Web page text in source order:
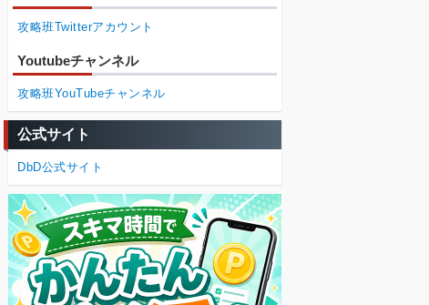
攻略班Twitterアカウント
Youtubeチャンネル
攻略班YouTubeチャンネル
公式サイト
DbD公式サイト